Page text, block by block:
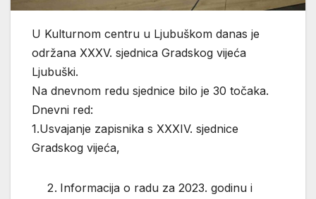
U Kulturnom centru u Ljubuškom danas je
održana XXXV. sjednica Gradskog vijeća
Ljubuški.
Na dnevnom redu sjednice bilo je 30 točaka.
Dnevni red:
1.Usvajanje zapisnika s XXXIV. sjednice
Gradskog vijeća,
Informacija o radu za 2023. godinu i